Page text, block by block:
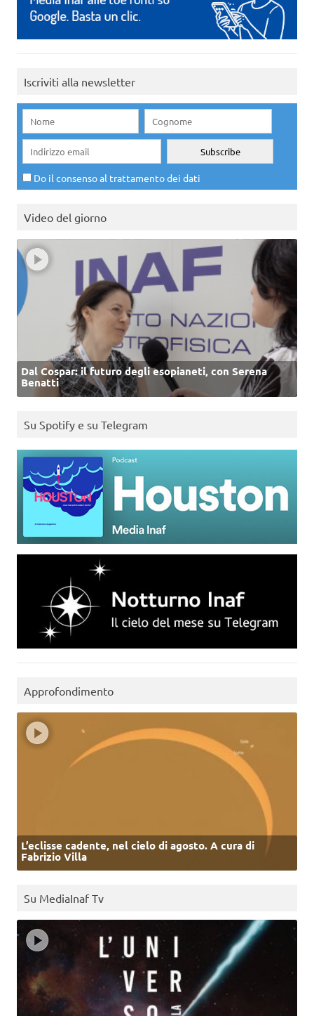
Iscriviti alla newsletter
Do il consenso al trattamento dei dati
Video del giorno
Dal Cospar: il futuro degli esopianeti, con Serena
Benatti
Su Spotify e su Telegram
Approfondimento
L’eclisse cadente, nel cielo di agosto. A cura di
Fabrizio Villa
Su MediaInaf Tv